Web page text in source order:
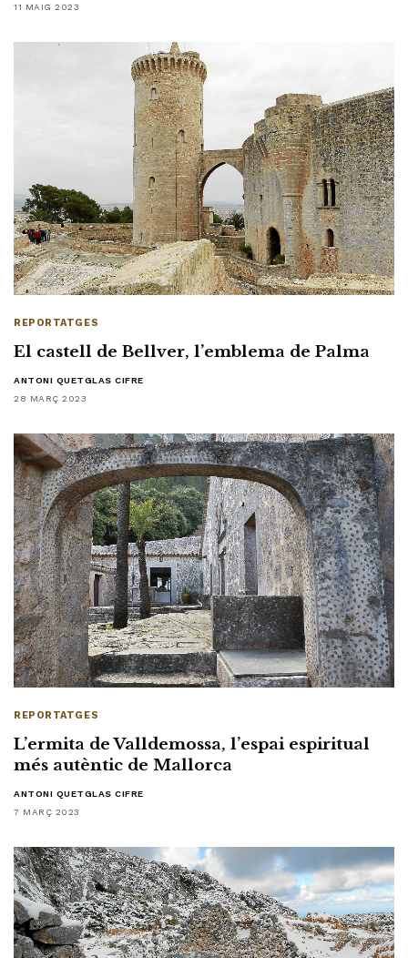
11 MAIG 2023
REPORTATGES
El castell de Bellver, l’emblema de Palma
ANTONI QUETGLAS CIFRE
28 MARÇ 2023
REPORTATGES
L’ermita de Valldemossa, l’espai espiritual
més autèntic de Mallorca
ANTONI QUETGLAS CIFRE
7 MARÇ 2023